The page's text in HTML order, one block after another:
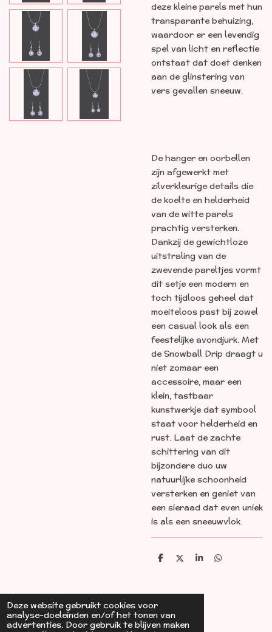
Deze website gebruikt cookies voor
analyse-doeleinden en/of het tonen van
advertenties. Door gebruik te blijven maken
deze kleine parels met hun
transparante behuizing,
waardoor er een levendig
spel van licht en reflectie
ontstaat dat doet denken
aan de glinstering van
vers gevallen sneeuw.
De hanger en oorbellen
zijn afgewerkt met
zilverkleurige details die
de koelte en helderheid
van de witte parels
prachtig versterken.
Dankzij de gewichtloze
uitstraling van de
zwevende pareltjes vormt
dit setje een modern en
toch tijdloos geheel dat
moeiteloos past bij zowel
een casual look als een
feestelijke avondjurk. Met
de Snowball Drip draagt u
niet zomaar een
accessoire, maar een
klein, tastbaar
kunstwerkje dat symbool
staat voor helderheid en
rust. Laat de zachte
schittering van dit
bijzondere duo uw
natuurlijke schoonheid
versterken en geniet van
een sieraad dat even uniek
is als een sneeuwvlok.
D
n
D
S
e
D